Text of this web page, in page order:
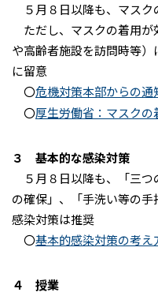
５月８日以降も、マスク
ただし、マスクの着用が
や高齢者施設を訪問時等
に留意
〇危機対策本部からの通
〇厚生労働省：マスクの
３ 基本的な感染対策
５月８日以降も、「三つ
の確保」、「手洗い等の
感染対策は推奨
〇基本的感染対策の考え
４ 授業